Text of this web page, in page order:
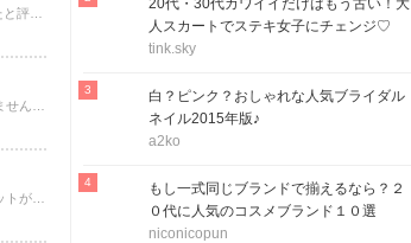
20代・30代カワイイだけはもう古い！大
人スカートでステキ女子にチェンジ♡
tink.sky
白？ピンク？おしゃれな人気ブライダル
ネイル2015年版♪
a2ko
もし一式同じブランドで揃えるなら？２
０代に人気のコスメブランド１０選
niconicopun